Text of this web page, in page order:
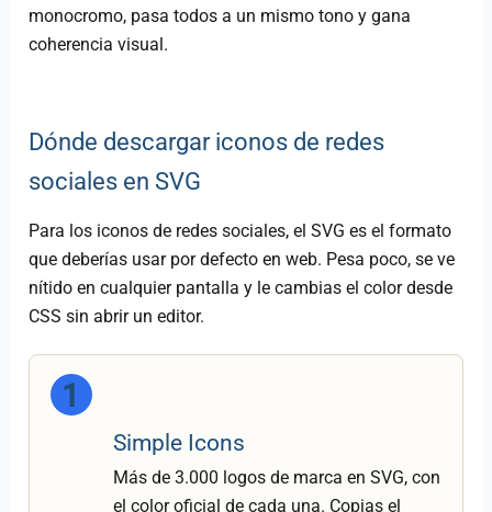
monocromo, pasa todos a un mismo tono y gana
coherencia visual.
Dónde descargar iconos de redes
sociales en SVG
Para los iconos de redes sociales, el SVG es el formato
que deberías usar por defecto en web. Pesa poco, se ve
nítido en cualquier pantalla y le cambias el color desde
CSS sin abrir un editor.
1
Simple Icons
Más de 3.000 logos de marca en SVG, con
el color oficial de cada una. Copias el